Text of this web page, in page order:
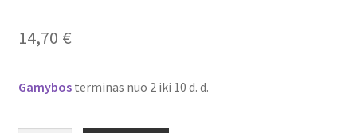
Plastikai
14,70 €
Gamybosterminas nuo 2 iki 10 d. d.